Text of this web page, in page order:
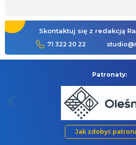
Skontaktuj się z redakcją
71 322 20 22
Patronaty:
Jak zdobyć